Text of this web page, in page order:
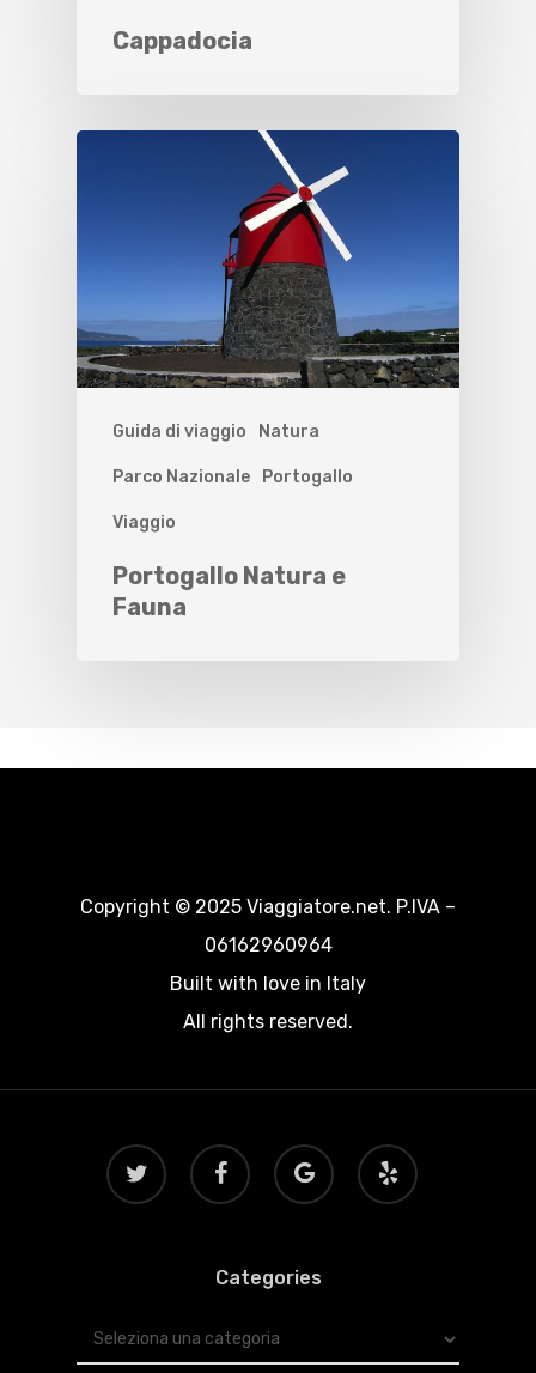
Cappadocia
Guida di viaggio Natura
Parco Nazionale Portogallo
Viaggio
Portogallo Natura e
Fauna
Copyright © 2025 Viaggiatore.net. P.IVA –
06162960964
Built with love in Italy
All rights reserved.
twitter facebook
google-
plus
yelp
Categories
Categories